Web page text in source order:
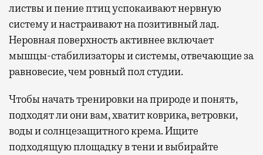
листвы и пение птиц успокаивают нервную
систему и настраивают на позитивный лад.
Неровная поверхность активнее включает
мышцы-стабилизаторы и системы, отвечающие за
равновесие, чем ровный пол студии.
Чтобы начать тренировки на природе и понять,
подходят ли они вам, хватит коврика, ветровки,
воды и солнцезащитного крема. Ищите
подходящую площадку в тени и выбирайте